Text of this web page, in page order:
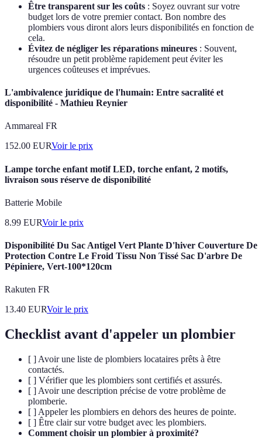
Être transparent sur les coûts : Soyez ouvrant sur votre
budget lors de votre premier contact. Bon nombre des
plombiers vous diront alors leurs disponibilités en fonction de
cela.
Évitez de négliger les réparations mineures : Souvent,
résoudre un petit problème rapidement peut éviter les
urgences coûteuses et imprévues.
L'ambivalence juridique de l'humain: Entre sacralité et
disponibilité - Mathieu Reynier
Ammareal FR
152.00 EURVoir le prix
Lampe torche enfant motif LED, torche enfant, 2 motifs,
livraison sous réserve de disponibilité
Batterie Mobile
8.99 EURVoir le prix
Disponibilité Du Sac Antigel Vert Plante D'hiver Couverture De
Protection Contre Le Froid Tissu Non Tissé Sac D'arbre De
Pépiniere, Vert-100*120cm
Rakuten FR
13.40 EURVoir le prix
Checklist avant d'appeler un plombier
[ ] Avoir une liste de plombiers locataires prêts à être
contactés.
[ ] Vérifier que les plombiers sont certifiés et assurés.
[ ] Avoir une description précise de votre problème de
plomberie.
[ ] Appeler les plombiers en dehors des heures de pointe.
[ ] Être clair sur votre budget avec les plombiers.
Comment choisir un plombier à proximité?